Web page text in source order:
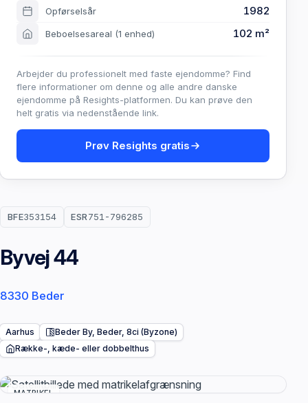
BFE353154 ESR751-796285
Byvej 44
8330 Beder
Aarhus
Beder By, Beder, 8ci (Byzone)
Række-, kæde- eller dobbelthus
MATRIKEL
Opførselsår 1982
Beboelsesareal (1 enhed) 102 m²
Arbejder du professionelt med faste ejendomme? Find
flere informationer om denne og alle andre danske
ejendomme på Resights-platformen. Du kan prøve den
helt gratis via nedenstående link.
Prøv Resights gratis